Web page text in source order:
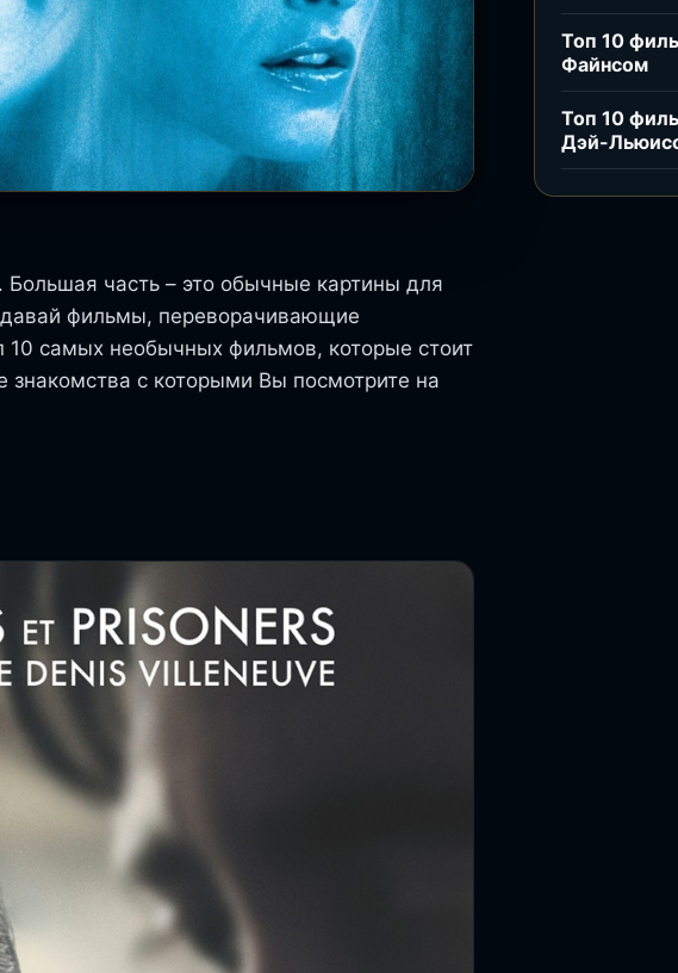
часть – это обычные картины для
фильмы, переворачивающие
10 самых необычных фильмов, которые стоит
знакомства с которыми Вы посмотрите на
Топ 10
Файнсом
Топ 10
Дэй-